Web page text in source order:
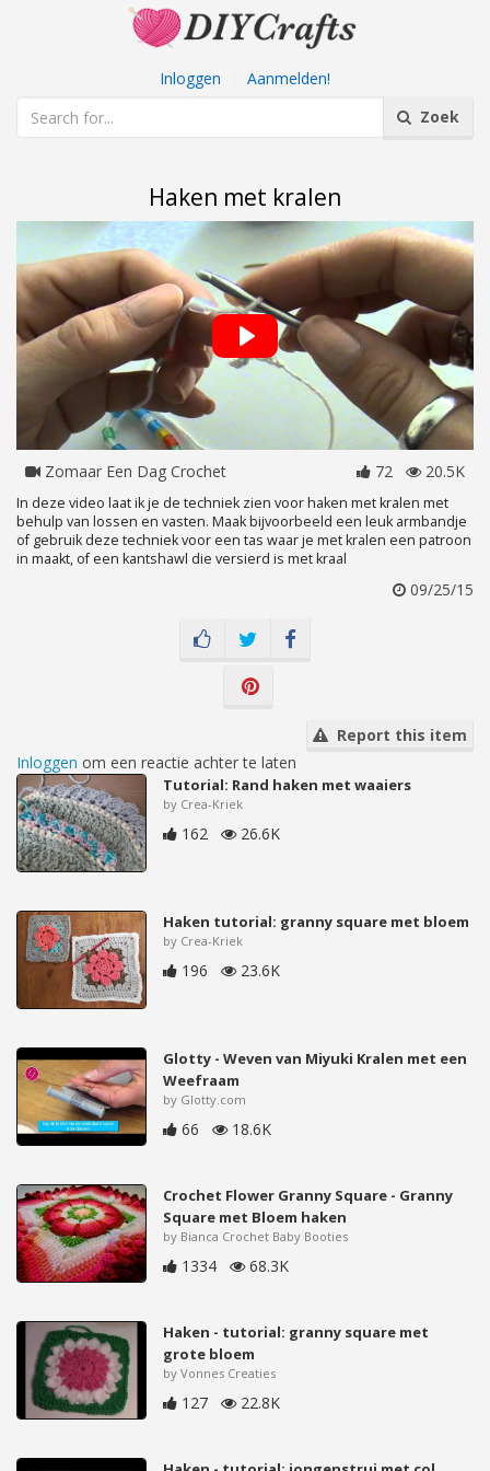
Inloggen
Aanmelden!
Zoek
Haken met kralen
Zomaar Een Dag Crochet 72 20.5K
In deze video laat ik je de techniek zien voor haken met kralen met
behulp van lossen en vasten. Maak bijvoorbeeld een leuk armbandje
of gebruik deze techniek voor een tas waar je met kralen een patroon
in maakt, of een kantshawl die versierd is met kraal
09/25/15
Report this item
Inloggen om een reactie achter te laten
Tutorial: Rand haken met waaiers
by Crea-Kriek
162 26.6K
Haken tutorial: granny square met bloem
by Crea-Kriek
196 23.6K
Glotty - Weven van Miyuki Kralen met een
Weefraam
by Glotty.com
66 18.6K
Crochet Flower Granny Square - Granny
Square met Bloem haken
by Bianca Crochet Baby Booties
1334 68.3K
Haken - tutorial: granny square met
grote bloem
by Vonnes Creaties
127 22.8K